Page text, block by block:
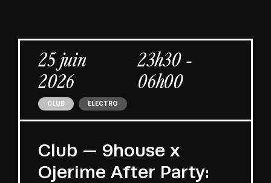
25 juin
2026
23h30 -
06h00
CLUB ELECTRO
Club — 9house x
Ojerime After Party: